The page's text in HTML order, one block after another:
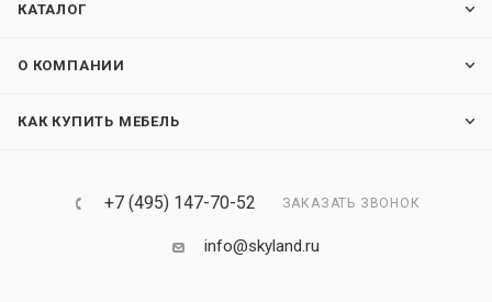
КАТАЛОГ
О КОМПАНИИ
КАК КУПИТЬ МЕБЕЛЬ
+7 (495) 147-70-52 ЗАКАЗАТЬ ЗВОНОК
info@skyland.ru